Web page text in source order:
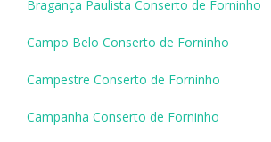
Bragança Paulista Conserto de Forninho
Campo Belo Conserto de Forninho
Campestre Conserto de Forninho
Campanha Conserto de Forninho